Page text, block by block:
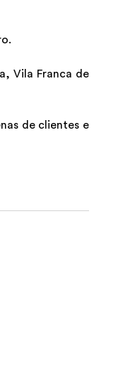
Vila Franca de
de clientes e